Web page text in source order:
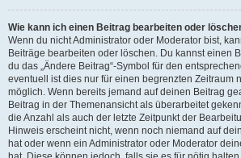
Wie kann ich einen Beitrag bearbeiten oder
Wenn du nicht Administrator oder Moderator bist,
Beiträge bearbeiten oder löschen. Du kannst einen
du das „Ändere Beitrag“-Symbol für den
eventuell ist dies nur für einen begrenzten Zeitraum
möglich. Wenn bereits jemand auf deinen Beitrag
Beitrag in der Themenansicht als überarbeitet
die Anzahl als auch der letzte Zeitpunkt der
Hinweis erscheint nicht, wenn noch niemand auf
hat oder wenn ein Administrator oder Moderator